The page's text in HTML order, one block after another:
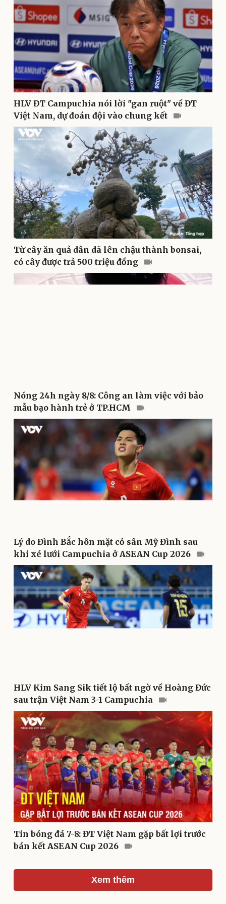
Doanh nghiệp
Thông tin doanh nghiệp
Doanh nghiệp 24h
Doanh nhân
Vì cộng đồng
Công nghệ
Sành điệu
Tin Công nghệ
Trải nghiệm
Chuyển đổi số
Sức khỏe
Dinh dưỡng - món ngon
Cây thuốc
Sản phụ khoa
Nhi khoa
Nam khoa
Làm đẹp - giảm cân
Phòng mạch online
Đời sống
Nhà đẹp
Blog
Tình yêu - Gia đình
Văn hóa
Sân khấu - Điện ảnh
Văn học
Di sản
Giải trí
Nghệ sĩ
Thời trang
Sao Việt
Du lịch
Tư vấn
Săn Tour
check-in
Podcast
Câu chuyện thời sự
Đọc truyện đêm khuya
Cửa sổ tình yêu
Kể chuyện cho bé
Hạt giống tâm hồn
Cải chính
HLV ĐT Campuchia nói lời "gan ruột" về ĐT
Việt Nam, dự đoán đội vào chung kết
Từ cây ăn quả dân dã lên chậu thành bonsai,
có cây được trả 500 triệu đồng
Nóng 24h ngày 8/8: Công an làm việc với bảo
mẫu bạo hành trẻ ở TP.HCM
Lý do Đình Bắc hôn mặt cỏ sân Mỹ Đình sau
khi xé lưới Campuchia ở ASEAN Cup 2026
HLV Kim Sang Sik tiết lộ bất ngờ về Hoàng Đức
sau trận Việt Nam 3-1 Campuchia
Tin bóng đá 7-8: ĐT Việt Nam gặp bất lợi trước
bán kết ASEAN Cup 2026
Xem thêm